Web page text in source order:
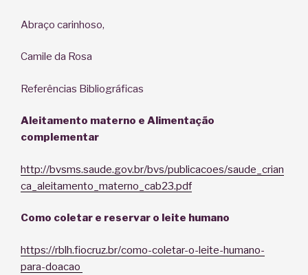
Abraço carinhoso,
Camile da Rosa
Referências Bibliográficas
Aleitamento materno e Alimentação
complementar
http://bvsms.saude.gov.br/bvs/publicacoes/saude_crian
ca_aleitamento_materno_cab23.pdf
Como coletar e reservar o leite humano
https://rblh.fiocruz.br/como-coletar-o-leite-humano-
para-doacao